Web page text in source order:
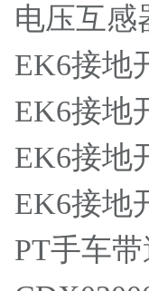
电压互感
EK6接地
EK6接地
EK6接地
EK6接地
PT手车